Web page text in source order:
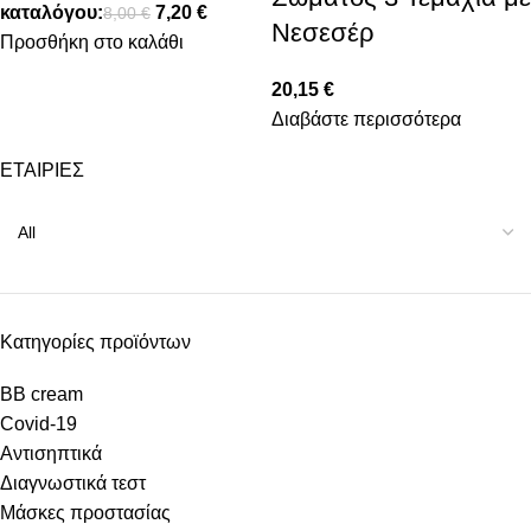
ΕΤΑΙΡΙΕΣ
Κατηγορίες προϊόντων
BB cream
Covid-19
Αντισηπτικά
Διαγνωστικά τεστ
Μάσκες προστασίας
καταλόγου:8,00€ 7,20 €
Προσθήκη στο καλάθι
Νεσεσέρ
20,15 €
Διαβάστε περισσότερα